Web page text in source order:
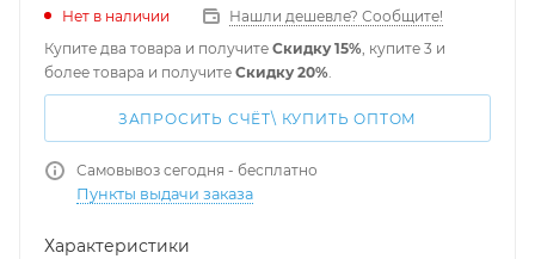
Нет в наличии
Нашли дешевле? Сообщите!
Купите два товара и получите Скидку 15%, купите 3 и
более товара и получите Скидку 20%.
ЗАПРОСИТЬ СЧЁТ\ КУПИТЬ ОПТОМ
Самовывоз сегодня - бесплатно
Пункты выдачи заказа
Характеристики